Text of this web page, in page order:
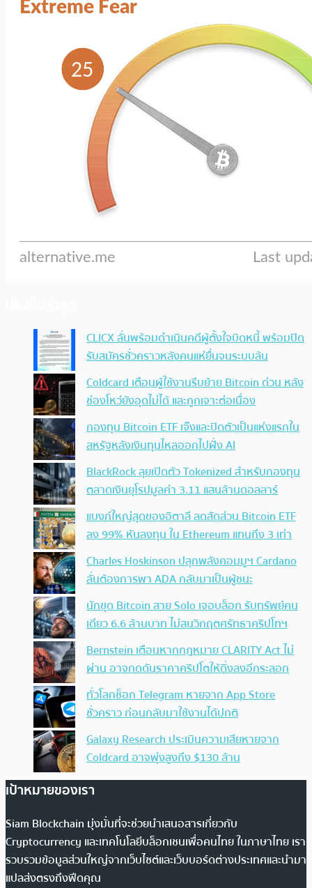
CLICX ลั่นพร้อมดำเนินคดีผู้ตั้งใจบิดหนี้ พร้อมปิด
รับสมัครชั่วคราวหลังคนแห่ยื่นจนระบบล้น
Coldcard เตือนผู้ใช้งานรีบย้าย Bitcoin ด่วน หลัง
ช่องโหว่ยังอุดไม่ได้ และถูกเจาะต่อเนื่อง
กองทุน Bitcoin ETF เจ๊งและปิดตัวเป็นแห่งแรกใน
สหรัฐหลังเงินทุนไหลออกไปฝั่ง AI
BlackRock ลุยเปิดตัว Tokenized สำหรับกองทุน
ตลาดเงินยุโรปมูลค่า 3.11 แสนล้านดอลลาร์
แบงก์ใหญ่สุดของอิตาลี ลดสัดส่วน Bitcoin ETF
ลง 99% หันลงทุน ใน Ethereum แทนถึง 3 เท่า
Charles Hoskinson ปลุกพลังคอมมูฯ Cardano
ลั่นต้องการพา ADA กลับมาเป็นผู้ชนะ
นักขุด Bitcoin สาย Solo เจอบล็อก รับทรัพย์คน
เดียว 6.6 ล้านบาท ไม่สนวิกฤตศรัทธาคริปโทฯ
Bernstein เตือนหากกฎหมาย CLARITY Act ไม่
ผ่าน อาจกดดันราคาคริปโตให้ดิ่งลงอีกระลอก
ทั่วโลกช็อก Telegram หายจาก App Store
ชั่วคราว ก่อนกลับมาใช้งานได้ปกติ
Galaxy Research ประเมินความเสียหายจาก
Coldcard อาจพุ่งสูงถึง $130 ล้าน
เป้าหมายของเรา
Siam Blockchain มุ่งมั่นที่จะช่วยนำเสนอสารเกี่ยวกับ
Cryptocurrency และเทคโนโลยีบล็อกเชนเพื่อคนไทย ในภาษาไทย เรา
รวบรวมข้อมูลส่วนใหญ่จากเว็บไซต์และเว็บบอร์ดต่างประเทศและนำมา
แปลส่งตรงถึงฟีดคุณ